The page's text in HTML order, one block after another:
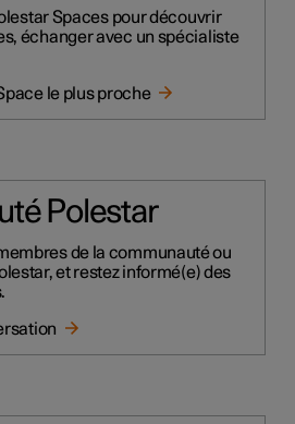
Spaces pour découvrir
échanger avec un spécialiste
le plus proche
Polestar
de la communauté ou
et restez informé(e) des